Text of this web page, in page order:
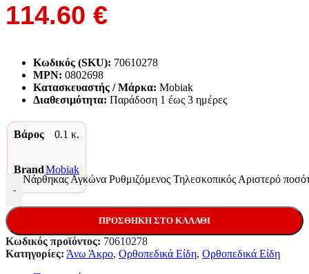
114.60 €
Κωδικός (SKU): 70610278
MPN: 0802698
Κατασκευαστής / Μάρκα: Mobiak
Διαθεσιμότητα: Παράδoση 1 έως 3 ημέρες
Βάρος 0.1 κ.
BrandMobiak
-
Νάρθηκας Αγκώνα Ρυθμιζόμενος Τηλεσκοπικός Αριστερό
ΠΡΟΣΘΉΚΗ ΣΤΟ ΚΑΛΆΘΙ
Κωδικός προϊόντος: 70610278
Κατηγορίες: Άνω Άκρο, Ορθοπεδικά Είδη, Ορθοπεδικά Είδη